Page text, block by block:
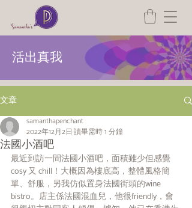
活出真我
文章
法國⼩酒吧
samanthapenchant
2022年12月2日 讀畢需時 1 分鐘
最近到訪⼀間法國⼩酒吧，⾯積雖少但感覺
cosy ⼜ chill！⼤概因為樓底⾼，整體風格簡
單、舒服，另我仿似置⾝法國街頭的wine
bistro。店主係法國混⾎兒，他很friendly，會